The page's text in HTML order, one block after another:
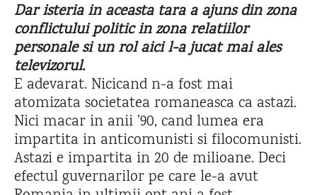
Dar isteria in aceasta tara a ajuns din zona
conflictului politic in zona relatiilor
personale si un rol aici l-a jucat mai ales
televizorul.
E adevarat. Nicicand n-a fost mai
atomizata societatea romaneasca ca astazi.
Nici macar in anii ’90, cand lumea era
impartita in anticomunisti si filocomunisti.
Astazi e impartita in 20 de milioane. Deci
efectul guvernarilor pe care le-a avut